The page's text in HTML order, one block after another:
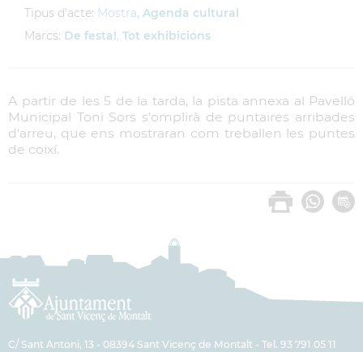
Tipus d'acte: Mostra, Agenda cultural
Marcs: De festa!, Tot exhibicions
A partir de les 5 de la tarda, la pista annexa al Pavelló
Municipal Toni Sors s'omplirà de puntaires arribades
d'arreu, que ens mostraran com treballen les puntes
de coixí.
C/ Sant Antoni, 13 - 08394 Sant Vicenç de Montalt - Tel. 93 791 05 11